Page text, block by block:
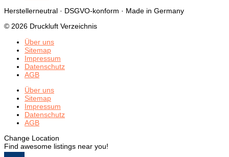
Herstellerneutral · DSGVO-konform · Made in Germany
© 2026 Druckluft Verzeichnis
Über uns
Sitemap
Impressum
Datenschutz
AGB
Über uns
Sitemap
Impressum
Datenschutz
AGB
Change Location
Find awesome listings near you!